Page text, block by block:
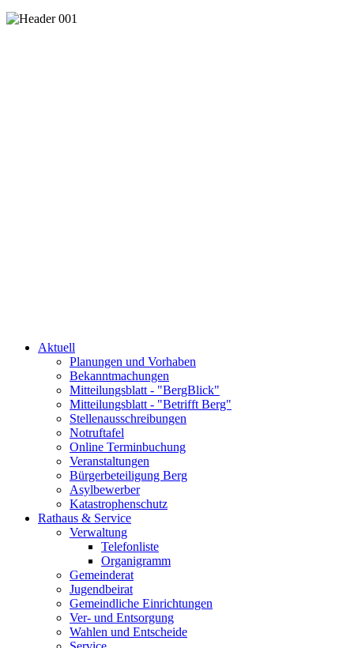
Aktuell
Planungen und Vorhaben
Bekanntmachungen
Mitteilungsblatt - "BergBlick"
Mitteilungsblatt - "Betrifft Berg"
Stellenausschreibungen
Notruftafel
Online Terminbuchung
Veranstaltungen
Bürgerbeteiligung Berg
Asylbewerber
Katastrophenschutz
Rathaus & Service
Verwaltung
Telefonliste
Organigramm
Gemeinderat
Jugendbeirat
Gemeindliche Einrichtungen
Ver- und Entsorgung
Wahlen und Entscheide